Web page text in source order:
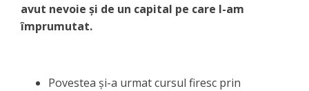
avut nevoie şi de un capital pe care l-am
împrumutat.
Povestea și-a urmat cursul firesc prin